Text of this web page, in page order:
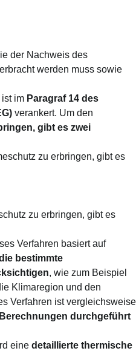
der Nachweis des
werden muss sowie
im Paragraf 14 des
verankert. Um den
gibt es zwei
zu erbringen, gibt es
Verfahren basiert auf
bestimmte
, wie zum Beispiel
Klimaregion und den
Verfahren ist vergleichsweise
durchgeführt
eine detaillierte thermische